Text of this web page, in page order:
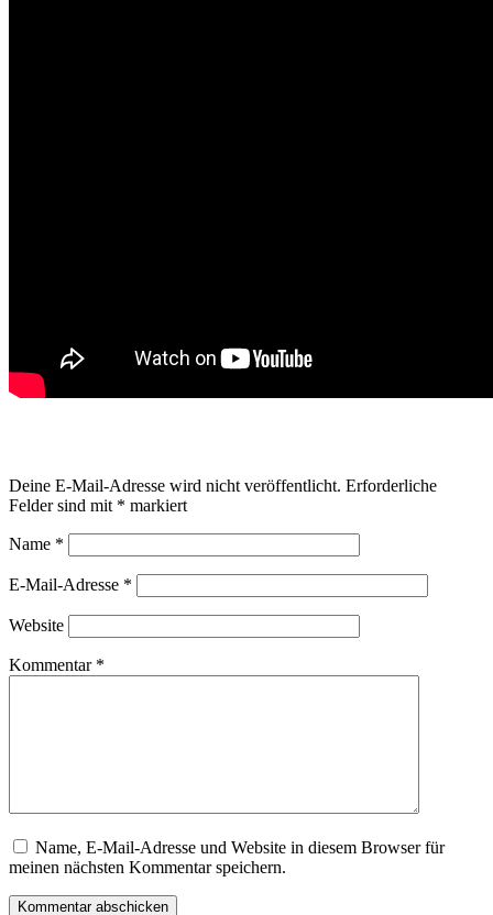
Deine E-Mail-Adresse wird nicht veröffentlicht. Erforderliche
Felder sind mit * markiert
Name *
E-Mail-Adresse *
Website
Kommentar *
Name, E-Mail-Adresse und Website in diesem Browser für
meinen nächsten Kommentar speichern.